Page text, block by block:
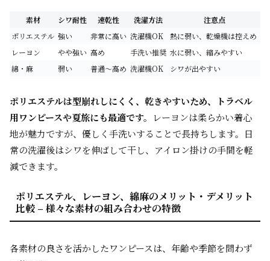
素材 シワ耐性 速乾性 洗濯方法
注意点
ポリエステル 強い 非常に高い 洗濯機OK
熱に弱い、乾燥機は控えめ
レーヨン
やや強い 高め 手洗い推奨 水に弱い、縮みやすい
綿・麻
弱い 普通〜高め 洗濯機OK シワが出やすい
ポリエステルは型崩れしにくく、乾きやすいため、トラベル
用ワンピースや夏旅にも最適です。
レーヨンは柔らかい着心
地が魅力ですが、優しく手洗いすることで長持ちします。日
常の洗濯後はシワを伸ばして干し、アイロン掛けの手間を軽
減できます。
ポリエステル、レーヨン、綿麻のメリット・デメリット
比較 – 様々な素材の組み合わせの特徴
各素材の良さを活かしたワンピースは、年齢や季節を問わず